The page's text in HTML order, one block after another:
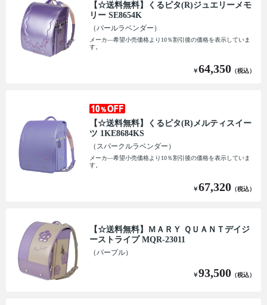
【☆送料無料】くるピタ(R)ジュエリーメモ
リー SE8654K
（パールラベンダー）
メーカ―希望小売価格より10％割引後の価格を表示していま
す。
￥64,350 （税込）
【☆送料無料】くるピタ(R)メルティスイー
ツ 1KE8684KS
（スパークルラベンダー）
メーカ―希望小売価格より10％割引後の価格を表示していま
す。
￥67,320 （税込）
【☆送料無料】ＭＡＲＹ ＱＵＡＮＴデイジ
ーストライプ MQR-23011
（パープル）
￥93,500 （税込）